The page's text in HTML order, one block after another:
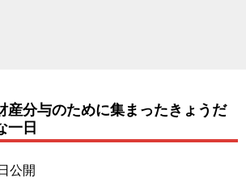
産分与のために集まったきょうだ
一日
公開